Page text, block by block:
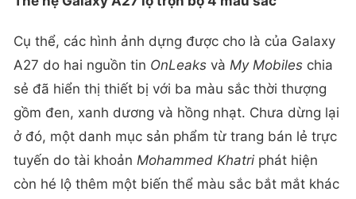
Cụ thể, các hình ảnh dựng được cho là của Galaxy
A27 do hai nguồn tin OnLeaks và My Mobiles chia
sẻ đã hiển thị thiết bị với ba màu sắc thời thượng
gồm đen, xanh dương và hồng nhạt. Chưa dừng lại
ở đó, một danh mục sản phẩm từ trang bán lẻ trực
tuyến do tài khoản Mohammed Khatri phát hiện
còn hé lộ thêm một biến thể màu sắc bắt mắt khác